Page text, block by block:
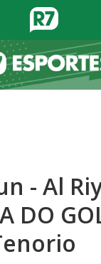
- Al
DO